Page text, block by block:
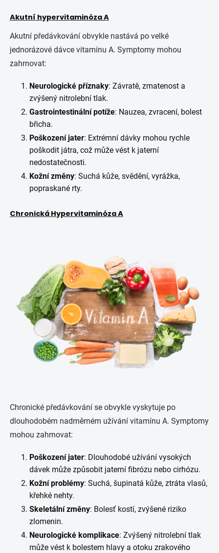
Akutní hypervitaminóza A
Akutní předávkování obvykle nastává po velké
jednorázové dávce vitamínu A. Symptomy mohou
zahrnovat:
Neurologické příznaky: Závratě, zmatenost a
zvýšený nitrolební tlak.
Gastrointestinální potíže: Nauzea, zvracení, bolest
břicha.
Poškození jater: Extrémní dávky mohou rychle
poškodit játra, což může vést k jaterní
nedostatečnosti.
Kožní změny: Suchá kůže, svědění, vyrážka,
popraskané rty.
Chronická Hypervitaminóza A
Chronické předávkování se obvykle vyskytuje po
dlouhodobém nadměrném užívání vitamínu A. Symptomy
mohou zahrnovat:
Poškození jater: Dlouhodobé užívání vysokých
dávek může způsobit jaterní fibrózu nebo cirhózu.
Kožní problémy: Suchá, šupinatá kůže, ztráta vlasů,
křehké nehty.
Skeletální změny: Bolesť kostí, zvýšené riziko
zlomenin.
Neurologické komplikace: Zvýšený nitrolební tlak
může vést k bolestem hlavy a otoku zrakového